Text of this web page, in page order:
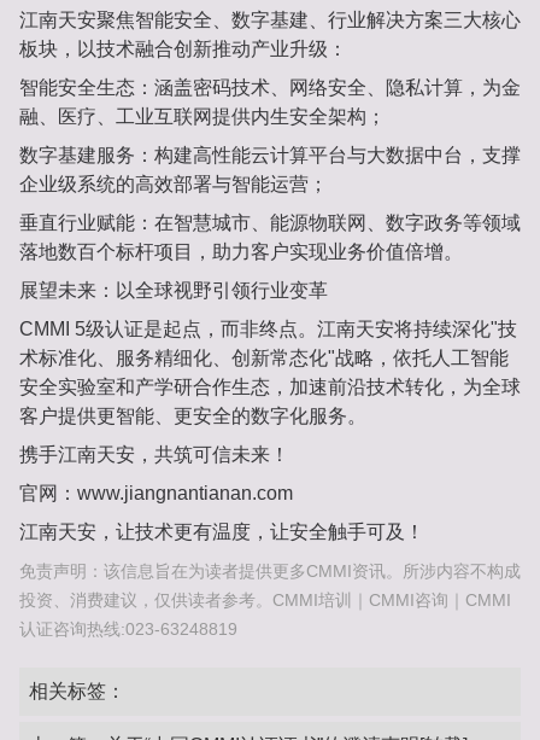
江南天安聚焦‌智能安全、数字基建、行业解决方案‌三大核心
板块，以技术融合创新推动产业升级：
智能安全生态‌：涵盖密码技术、网络安全、隐私计算，为金
融、医疗、工业互联网提供内生安全架构；
数字基建服务‌：构建高性能云计算平台与大数据中台，支撑
企业级系统的高效部署与智能运营；
垂直行业赋能‌：在智慧城市、能源物联网、数字政务等领域
落地数百个标杆项目，助力客户实现业务价值倍增。
展望未来：以全球视野引领行业变革‌
CMMI 5级认证是起点，而非终点。江南天安将持续深化"技
术标准化、服务精细化、创新常态化"战略，依托‌人工智能
安全实验室‌和‌产学研合作生态‌，加速前沿技术转化，为全球
客户提供更智能、更安全的数字化服务。
携手江南天安，共筑可信未来！‌
官网：www.jiangnantianan.com
江南天安，让技术更有温度，让安全触手可及！‌
免责声明：该信息旨在为读者提供更多CMMI资讯。所涉内容不构成
投资、消费建议，仅供读者参考。CMMI培训｜CMMI咨询｜CMMI
认证咨询热线:023-63248819
相关标签：